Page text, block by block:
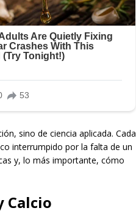
sino de ciencia aplicada. Cada
interrumpido por la falta de un
y, lo más importante, cómo
Calcio